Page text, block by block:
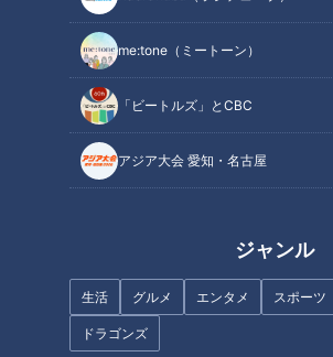
me:tone（ミートーン）
「ビートルズ」とCBC
アジア大会 愛知・名古屋
ジャンル
生活 グルメ エンタメ スポーツ
ドラゴンズ
今年の夏休み、国内旅行予算が
過去最高！費用抑える工夫と
新生活に使いたい！「電動アシ
スト自転車」の選び方！
認定マー
やすい企